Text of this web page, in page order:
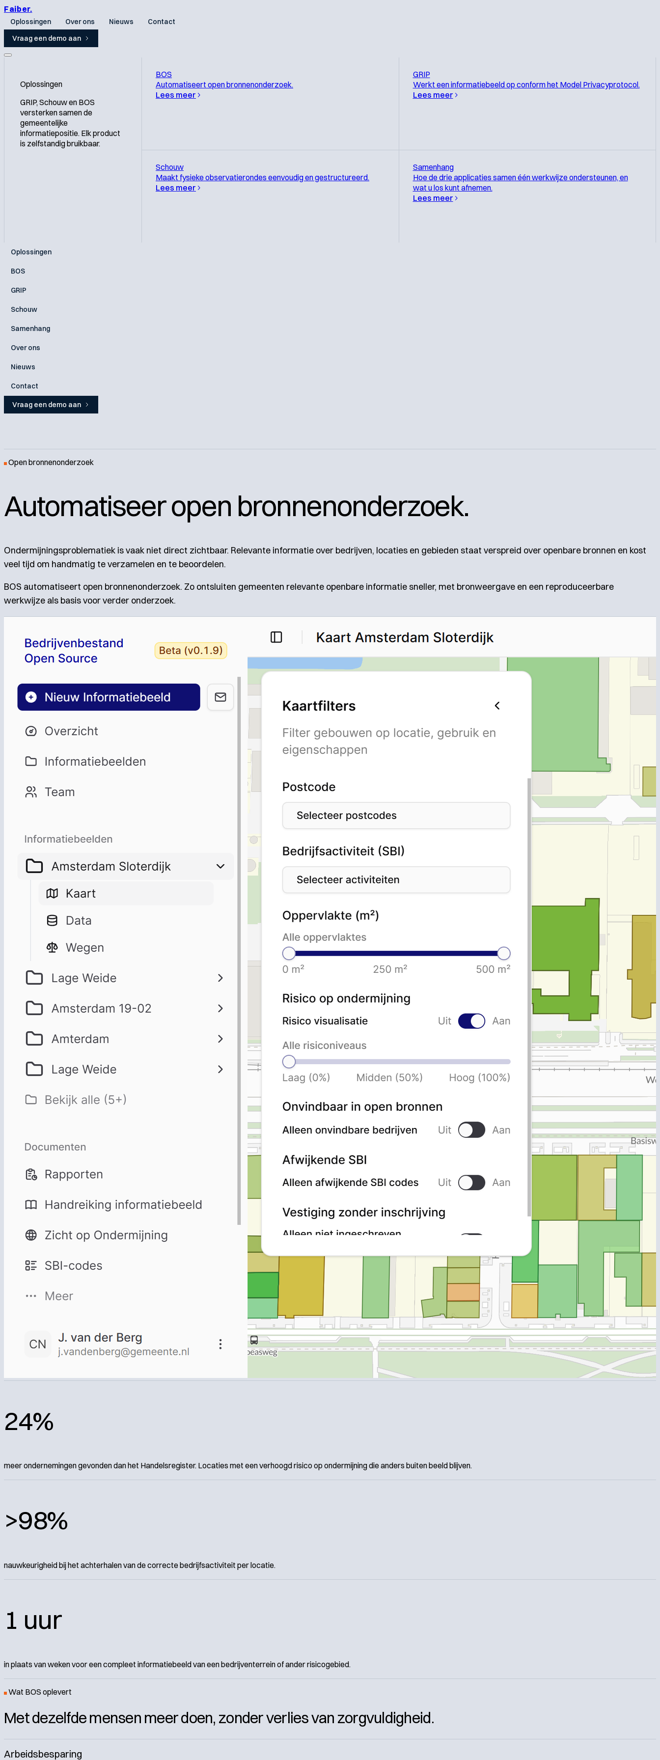
Faiber.
Oplossingen Over ons Nieuws
Contact
Vraag een demo aan
Oplossingen
GRIP, Schouw en BOS
versterken samen de
gemeentelijke
informatiepositie. Elk product
is zelfstandig bruikbaar.
BOS
Automatiseert open bronnenonderzoek.
Lees meer
GRIP
Werkt een informatiebeeld op conform het Model Privacyprotocol.
Lees meer
Schouw
Maakt fysieke observatierondes eenvoudig en gestructureerd.
Lees meer
Samenhang
Hoe de drie applicaties samen één werkwijze ondersteunen, en
wat u los kunt afnemen.
Lees meer
Oplossingen
BOS
GRIP
Schouw
Samenhang
Over ons
Nieuws
Contact
Vraag een demo aan
Open bronnenonderzoek
Automatiseer open bronnenonderzoek.
Ondermijningsproblematiek is vaak niet direct zichtbaar. Relevante informatie over bedrijven, locaties en gebieden staat verspreid over openbare bronnen en kost
veel tijd om handmatig te verzamelen en te beoordelen.
BOS automatiseert open bronnenonderzoek. Zo ontsluiten gemeenten relevante openbare informatie sneller, met bronweergave en een reproduceerbare
werkwijze als basis voor verder onderzoek.
24%
meer ondernemingen gevonden dan het Handelsregister. Locaties met een verhoogd risico op ondermijning die anders buiten beeld blijven.
>98%
nauwkeurigheid bij het achterhalen van de correcte bedrijfsactiviteit per locatie.
1 uur
in plaats van weken voor een compleet informatiebeeld van een bedrijventerrein of ander risicogebied.
Wat BOS oplevert
Met dezelfde mensen meer doen, zonder verlies van zorgvuldigheid.
Arbeidsbesparing